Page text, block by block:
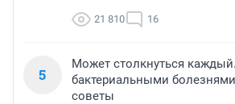
21 810 16
5
Может столкнуться
бактериальными
советы